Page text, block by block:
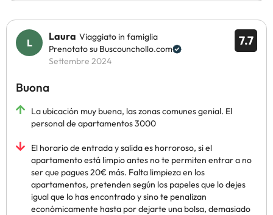
7.7
Laura Viaggiato in famiglia
Prenotato su Buscounchollo.com
Settembre 2024
Buona
La ubicación muy buena, las zonas comunes genial. El
personal de apartamentos 3000
El horario de entrada y salida es horroroso, si el
apartamento está limpio antes no te permiten entrar a no
ser que pagues 20€ más. Falta limpieza en los
apartamentos, pretenden según los papeles que lo dejes
igual que lo has encontrado y sino te penalizan
económicamente hasta por dejarte una bolsa, demasiado